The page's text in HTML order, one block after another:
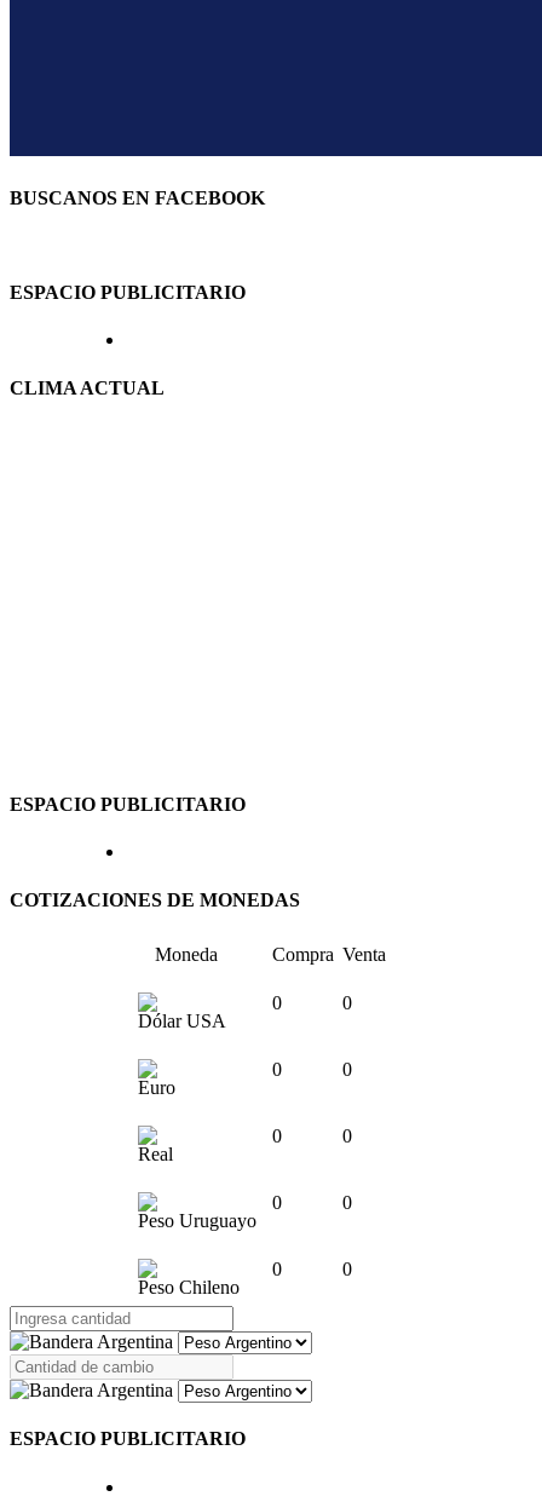
BUSCANOS EN FACEBOOK
ESPACIO PUBLICITARIO
CLIMA ACTUAL
ESPACIO PUBLICITARIO
COTIZACIONES DE MONEDAS
Moneda Compra Venta
Dólar USA
0 0
Euro
0 0
Real
0 0
Peso Uruguayo
0 0
Peso Chileno
0 0
ESPACIO PUBLICITARIO